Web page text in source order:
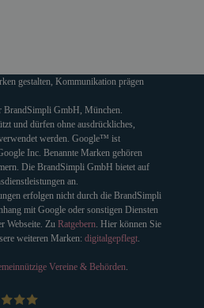
gestalten, Kommunikation prägen
GmbH, München.
und dürfen ohne ausdrückliches,
werden. Google™ ist
Inc. Benannte Marken gehören
Die BrandSimpli GmbH bietet auf
an.
erfolgen nicht durch die BrandSimpli
mit Google oder sonstigen Diensten
Webseite. Zu Ratgebern. Hier können Sie
weiteren Marken: digitalgepflegt.
Vereine & Behörden.